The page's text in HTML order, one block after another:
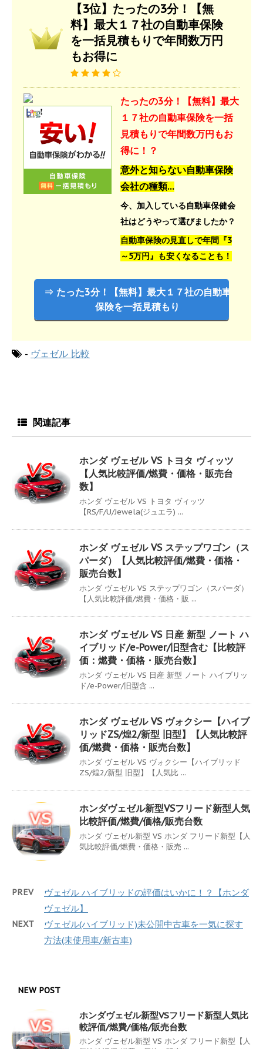
【3位】たったの3分！【無
料】最大１７社の自動車保険
を一括見積もりで年間数万円
もお得に
たったの3分！【無料】最大
１７社の自動車保険を一括
見積もりで年間数万円もお
得に！？
意外と知らない自動車保険
会社の種類…
今、加入している自動車保健会
社はどうやって選びましたか？
自動車保険の見直しで年間『3
～5万円』も安くなることも！
⇒ たった3分！【無料】最大１７社の自動車
保険を一括見積もり
- ヴェゼル 比較
関連記事
ホンダ ヴェゼル VS トヨタ ヴィッツ
【人気比較評価/燃費・価格・販売台
数】
ホンダ ヴェゼル VS トヨタ ヴィッツ
【RS/F/U/Jewela(ジュエラ) ...
ホンダ ヴェゼル VS ステップワゴン（ス
パーダ）【人気比較評価/燃費・価格・
販売台数】
ホンダ ヴェゼル VS ステップワゴン（スパーダ）
【人気比較評価/燃費・価格・販 ...
ホンダ ヴェゼル VS 日産 新型 ノート ハ
イブリッド/e-Power/旧型含む【比較評
価：燃費・価格・販売台数】
ホンダ ヴェゼル VS 日産 新型 ノート ハイブリッ
ド/e-Power/旧型含 ...
ホンダ ヴェゼル VS ヴォクシー【ハイブ
リッドZS/煌2/新型 旧型】【人気比較評
価/燃費・価格・販売台数】
ホンダ ヴェゼル VS ヴォクシー【ハイブリッド
ZS/煌2/新型 旧型】【人気比 ...
ホンダヴェゼル新型VSフリード新型人気
比較評価/燃費/価格/販売台数
ホンダ ヴェゼル新型 VS ホンダ フリード新型【人
気比較評価/燃費・価格・販売 ...
PREV
ヴェゼル ハイブリッドの評価はいかに！？【ホンダ
ヴェゼル】
NEXT
ヴェゼル(ハイブリッド)未公開中古車を一気に探す
方法(未使用車/新古車)
NEW POST
ホンダヴェゼル新型VSフリード新型人気比
較評価/燃費/価格/販売台数
ホンダ ヴェゼル新型 VS ホンダ フリード新型【人